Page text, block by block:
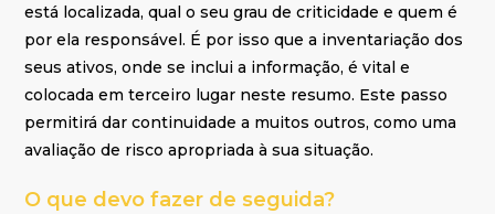
está localizada, qual o seu grau de criticidade e quem é
por ela responsável. É por isso que a inventariação dos
seus ativos, onde se inclui a informação, é vital e
colocada em terceiro lugar neste resumo. Este passo
permitirá dar continuidade a muitos outros, como uma
avaliação de risco apropriada à sua situação.
O que devo fazer de seguida?